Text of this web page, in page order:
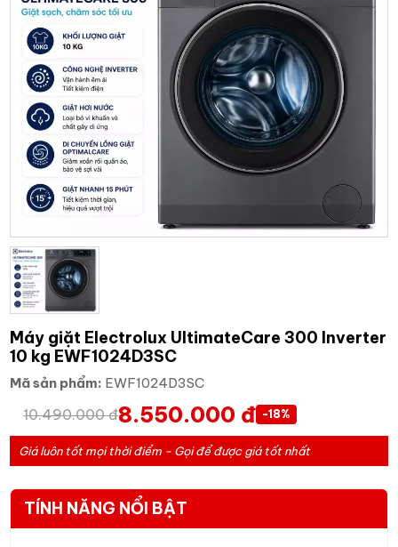
Máy giặt Electrolux UltimateCare 300 Inverter
10 kg EWF1024D3SC
Mã sản phẩm: EWF1024D3SC
10.490.000 đ8.550.000 đ -18%
Giá luôn tốt mọi thời điểm - Gọi để được giá tốt nhất
TÍNH NĂNG NỔI BẬT